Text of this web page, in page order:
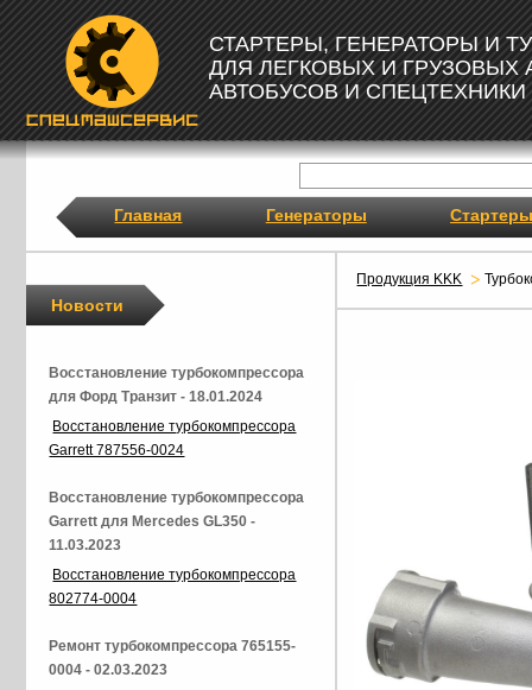
СТАРТЕРЫ, ГЕНЕРАТОРЫ И
ДЛЯ ЛЕГКОВЫХ И ГРУЗОВЫХ
АВТОБУСОВ И СПЕЦТЕХНИКИ
Главная Генераторы Стартеры
Продукция KKK
Новости
Восстановление турбокомпрессора
для Форд Транзит - 18.01.2024
Восстановление турбокомпрессора
Garrett 787556-0024
Восстановление турбокомпрессора
Garrett для Mercedes GL350 -
11.03.2023
Восстановление турбокомпрессора
802774-0004
Ремонт турбокомпрессора 765155-
0004 - 02.03.2023